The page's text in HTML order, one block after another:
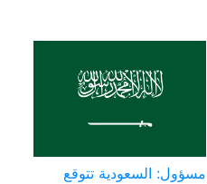
مسؤول: السعودية تتوقع